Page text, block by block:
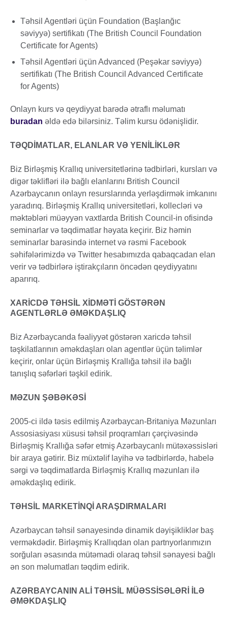
Təhsil Agentləri üçün Foundation (Başlanğıc
səviyyə) sertifikatı (The British Council Foundation
Certificate for Agents)
Təhsil Agentləri üçün Advanced (Peşəkar səviyyə)
sertifikatı (The British Council Advanced Certificate
for Agents)
Onlayn kurs və qeydiyyat barədə ətraflı məlumatı
buradan əldə edə bilərsiniz. Təlim kursu ödənişlidir.
TƏQDİMATLAR, ELANLAR VƏ YENİLİKLƏR
Biz Birləşmiş Krallıq universitetlərinə tədbirləri, kursları və
digər təklifləri ilə bağlı elanlarını British Council
Azərbaycanın onlayn resurslarında yerləşdirmək imkanını
yaradırıq. Birləşmiş Krallıq universitetləri, kollecləri və
məktəbləri müəyyən vaxtlarda British Council-in ofisində
seminarlar və təqdimatlar həyata keçirir. Biz həmin
seminarlar barəsində internet və rəsmi Facebook
səhifələrimizdə və Twitter hesabımızda qabaqcadan elan
verir və tədbirlərə iştirakçıların öncədən qeydiyyatını
aparırıq.
XARİCDƏ TƏHSİL XİDMƏTİ GÖSTƏRƏN
AGENTLƏRLƏ ƏMƏKDAŞLIQ
Biz Azərbaycanda fəaliyyət göstərən xaricdə təhsil
təşkilatlarının əməkdaşları olan agentlər üçün təlimlər
keçirir, onlar üçün Birləşmiş Krallığa təhsil ilə bağlı
tanışlıq səfərləri təşkil edirik.
MƏZUN ŞƏBƏKƏSİ
2005-ci ildə təsis edilmiş Azərbaycan-Britaniya Məzunları
Assosiasiyası xüsusi təhsil proqramları çərçivəsində
Birləşmiş Krallığa səfər etmiş Azərbaycanlı mütəxəssisləri
bir araya gətirir. Biz müxtəlif layihə və tədbirlərdə, habelə
sərgi və təqdimatlarda Birləşmiş Krallıq məzunları ilə
əməkdaşlıq edirik.
TƏHSİL MARKETİNQİ ARAŞDIRMALARI
Azərbaycan təhsil sənayesində dinamik dəyişikliklər baş
verməkdədir. Birləşmiş Krallıqdan olan partnyorlarımızın
sorğuları əsasında mütəmadi olaraq təhsil sənayesi bağlı
ən son məlumatları təqdim edirik.
AZƏRBAYCANIN ALİ TƏHSİL MÜƏSSİSƏLƏRİ İLƏ
ƏMƏKDAŞLIQ